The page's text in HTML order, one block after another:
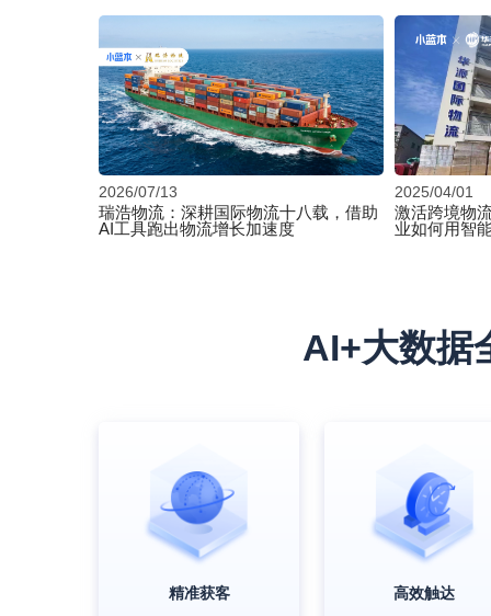
2026/07/13
瑞浩物流：深耕国际物流十八载，借助
AI工具跑出物流增长加速度
2025/04/01
激活跨境物
业如何用智
AI+大数据
精准获客 高效触达